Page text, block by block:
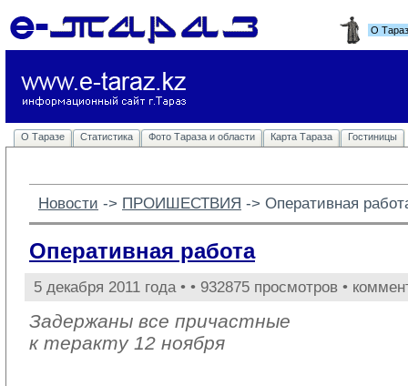
О
О Таразе Статистика Фото Тараза и области Карта Тараза Гостиницы
Новости -> ПРОИШЕСТВИЯ -> Оперативная
Оперативная работа
5 декабря 2011 года • • 932875 просмотров •
Задержаны все причастные
к теракту 12 ноября